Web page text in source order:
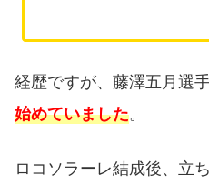
経歴ですが、藤澤五月選
始めていました。
ロコソラーレ結成後、立